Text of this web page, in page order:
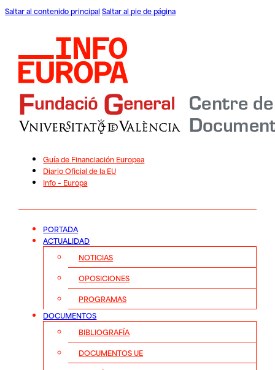
Saltar al contenido principal Saltar al pie de página
Guía de Financiación Europea
Diario Oficial de la EU
Info – Europa
PORTADA
ACTUALIDAD
NOTICIAS
OPOSICIONES
PROGRAMAS
DOCUMENTOS
BIBLIOGRAFÍA
DOCUMENTOS UE